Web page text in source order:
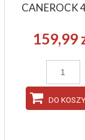
CANEROCK
159,99
DO